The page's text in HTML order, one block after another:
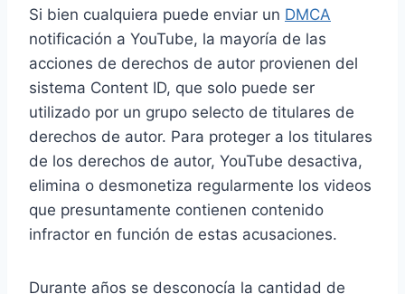
Si bien cualquiera puede enviar un DMCA
notificación a YouTube, la mayoría de las
acciones de derechos de autor provienen del
sistema Content ID, que solo puede ser
utilizado por un grupo selecto de titulares de
derechos de autor. Para proteger a los titulares
de los derechos de autor, YouTube desactiva,
elimina o desmonetiza regularmente los videos
que presuntamente contienen contenido
infractor en función de estas acusaciones.
Durante años se desconocía la cantidad de